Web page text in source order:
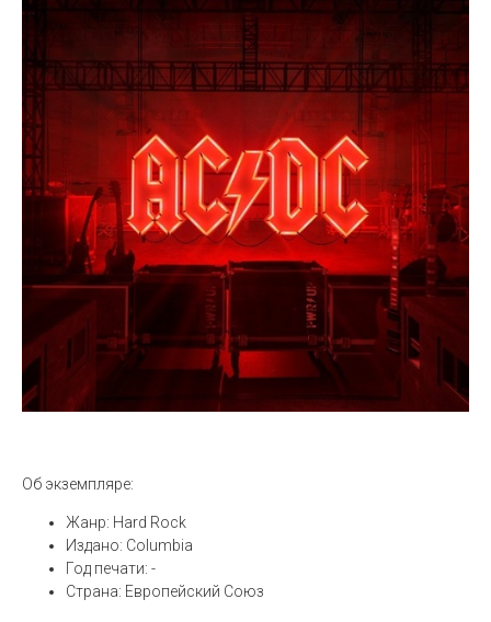
Об экземпляре:
Жанр: Hard Rock
Издано: Columbia
Год печати: -
Страна: Европейский Союз